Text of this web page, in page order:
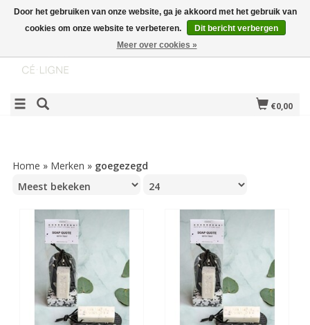
€0,00
Home » Merken » goegezegd
Door het gebruiken van onze website, ga je akkoord met het gebruik van
cookies om onze website te verbeteren.
Dit bericht verbergen
Meer over cookies »